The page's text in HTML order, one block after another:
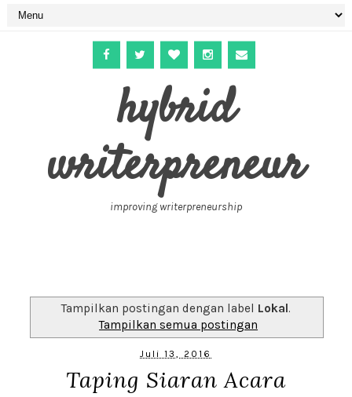
hybrid
writerpreneur
improving writerpreneurship
Tampilkan postingan dengan label Lokal.
Tampilkan semua postingan
Juli 13, 2016
Taping Siaran Acara